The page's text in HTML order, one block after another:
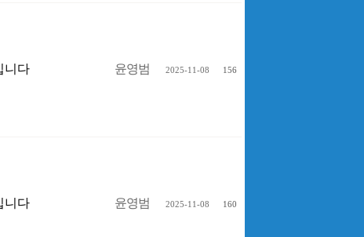
니다 윤영범 2025-11-08 156
니다 윤영범 2025-11-08 160